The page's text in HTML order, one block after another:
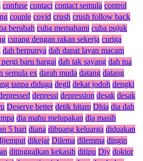
confuse contact contact semula control
couple covid crush crush follow back
berubah cuba memahami cuba pujuk
curang dengan rakan sekerja curiga
dah berpunya dah dapat layan macam
pergi baru hargai dah tak sayang dah tua
semula ex darah muda datang datang
tanpa diduga degil dekat jodoh dengki
depressi depression desak desak
Deserve better detik hitam Dhia dia dah
dia mahu melupakan dia masih
5 hari diana dibuang keluarga diduakan
dikejar Dilema dilemma dingin
ditinggalkan kekasih ditipu Diy doktor